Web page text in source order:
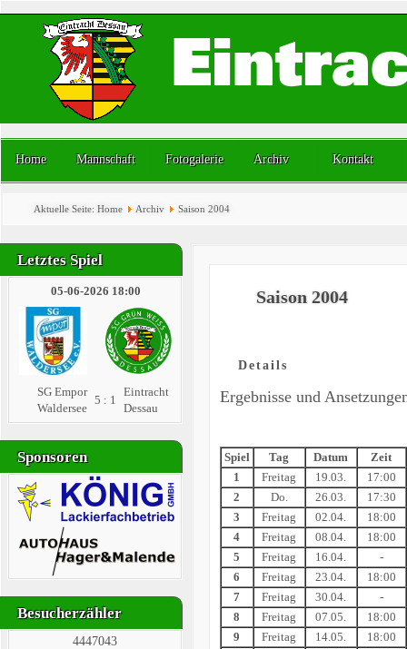
Home Mannschaft Fotogalerie Archiv Kontakt
Aktuelle Seite: Home Archiv Saison 2004
Letztes Spiel
05-06-2026 18:00
SG Empor
Waldersee
5 : 1
Eintracht
Dessau
Sponsoren
Besucherzähler
4447043
Saison 2004
Details
Ergebnisse und
Spiel Tag Datum
Zeit
1
Freitag 19.03.
17:00
2
Do. 26.03.
17:30
3
Freitag 02.04.
18:00
4
Freitag 08.04.
18:00
5
Freitag 16.04.
-
6
Freitag 23.04.
18:00
7
Freitag 30.04.
-
8
Freitag 07.05.
18:00
9
Freitag 14.05.
18:00